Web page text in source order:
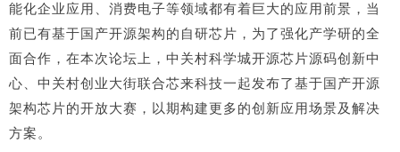
能化企业应用、消费电子等领域都有着巨大的应用前景，当
前已有基于国产开源架构的自研芯片，为了强化产学研的全
面合作，在本次论坛上，中关村科学城开源芯片源码创新中
心、中关村创业大街联合芯来科技一起发布了基于国产开源
架构芯片的开放大赛，以期构建更多的创新应用场景及解决
方案。